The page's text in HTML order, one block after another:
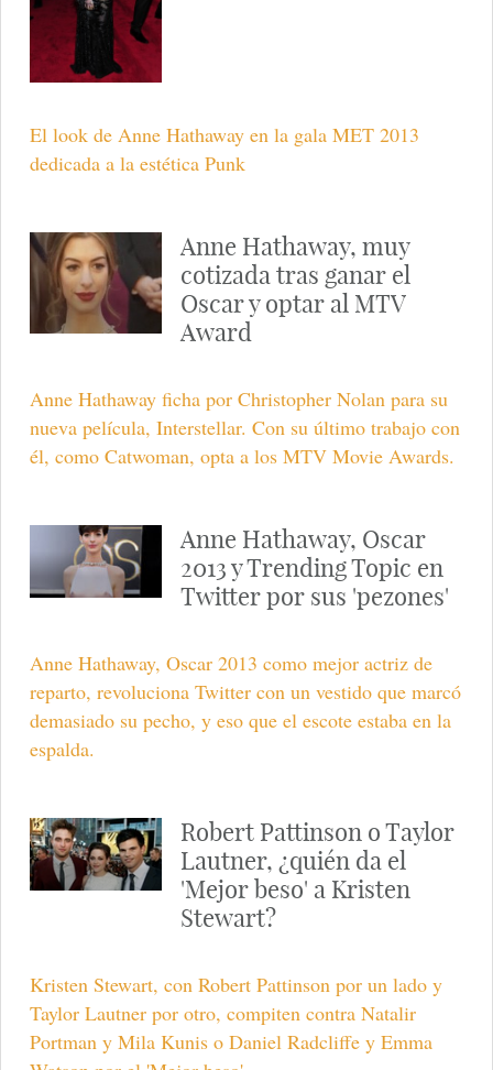
El look de Anne Hathaway en la gala MET 2013
dedicada a la estética Punk
Anne Hathaway, muy
cotizada tras ganar el
Oscar y optar al MTV
Award
Anne Hathaway ficha por Christopher Nolan para su
nueva película, Interstellar. Con su último trabajo con
él, como Catwoman, opta a los MTV Movie Awards.
Anne Hathaway, Oscar
2013 y Trending Topic en
Twitter por sus 'pezones'
Anne Hathaway, Oscar 2013 como mejor actriz de
reparto, revoluciona Twitter con un vestido que marcó
demasiado su pecho, y eso que el escote estaba en la
espalda.
Robert Pattinson o Taylor
Lautner, ¿quién da el
'Mejor beso' a Kristen
Stewart?
Kristen Stewart, con Robert Pattinson por un lado y
Taylor Lautner por otro, compiten contra Natalir
Portman y Mila Kunis o Daniel Radcliffe y Emma